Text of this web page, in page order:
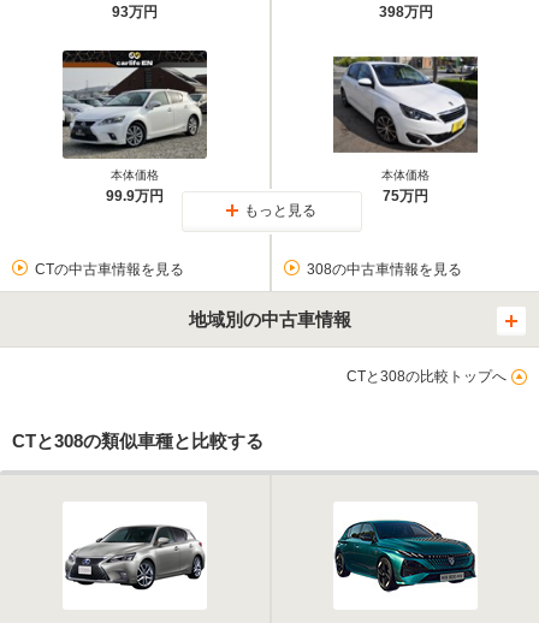
93万円
本体価格
99.9万円
398万円
本体価格
75万円
もっと見る
CTの中古車情報を見る 308の中古車情報を見る
地域別の中古車情報
CTと308の比較トップへ
CTと308の類似車種と比較する